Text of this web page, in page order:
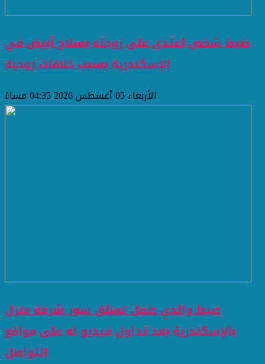
ضبط شخص اعتدى على زوجته بسلاح أبيض في
الإسكندرية بسبب خلافات زوجية
الأربعاء 05 أغسطس 2026 04:35 مساءً
ضبط والدي طفل تسلق سور شرفة منزل
بالإسكندرية بعد تداول فيديو له على مواقع
التواصل